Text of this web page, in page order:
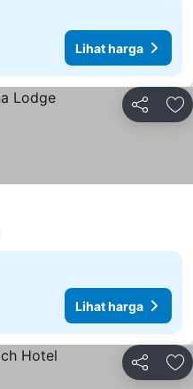
Lihat harga
Kongsi
Lihat harga
Kongsi